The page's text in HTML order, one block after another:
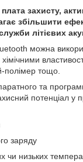
плата захисту,
збільшити
літієвих
можна
полімер тощо.
та
потенціал у
заряду
чи низьких